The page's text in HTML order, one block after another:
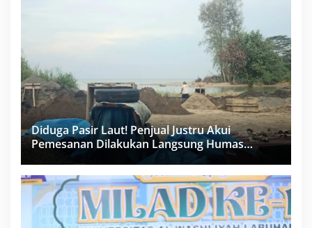
Diduga Pasir Laut! Penjual Justru Akui
Pemesanan Dilakukan Langsung Humas